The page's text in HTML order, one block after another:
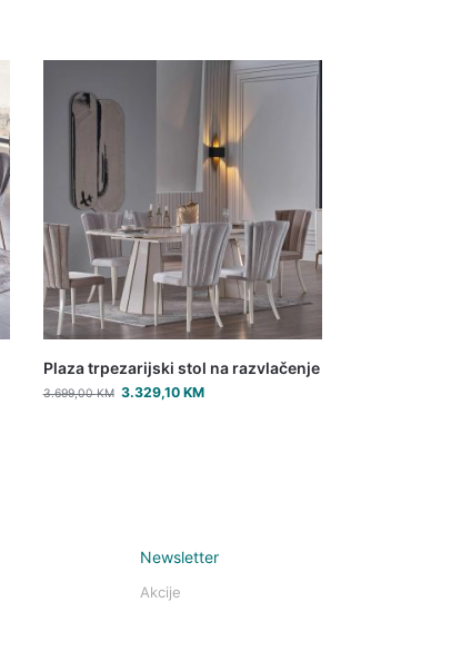
Plaza trpezarijski stol na razvlačenje
3.699,00KM 3.329,10KM
Newsletter
Akcije